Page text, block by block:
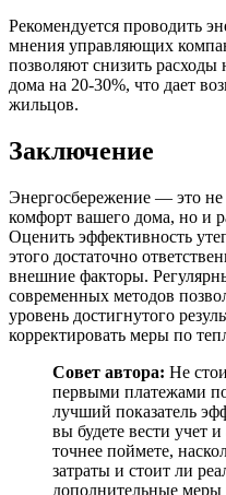
Рекомендуется проводить
мнения управляющих
позволяют снизить
дома на 20-30%, что дает
жильцов.
Заключение
Энергосбережение — это не
комфорт вашего дома, но и
Оценить эффективность
этого достаточно
внешние факторы.
современных методов
уровень достигнутого
корректировать меры по
Совет автора: Не
первыми платежами
лучший показатель
вы будете вести учет
точнее поймете,
затраты и стоит ли
дополнительные меры